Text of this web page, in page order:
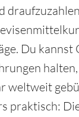
Du kannst
weltweit
praktisch: